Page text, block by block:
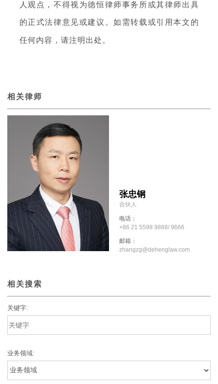
人观点，不得视为德恒律师事务所或其律师出具
的正式法律意见或建议。如需转载或引用本文的
任何内容，请注明出处。
相关律师
张忠钢
合伙人
电话：
+86 21 5598 9888/ 9666
邮箱：
zhangzg@dehenglaw.com
相关搜索
关键字:
业务领域: